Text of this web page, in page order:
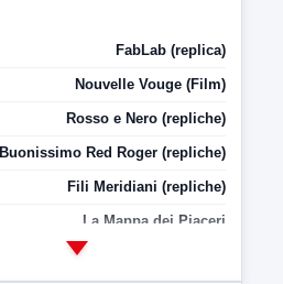
FabLab (replica)
Nouvelle Vouge (Film)
Rosso e Nero (repliche)
Buonissimo Red Roger (repliche)
Fili Meridiani (repliche)
La Mappa dei Piaceri